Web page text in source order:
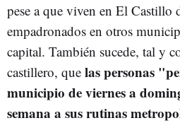
pese a que viven en El Castillo
empadronados en otros
capital. También sucede, tal y
castillero, que las personas
municipio de viernes a
semana a sus rutinas